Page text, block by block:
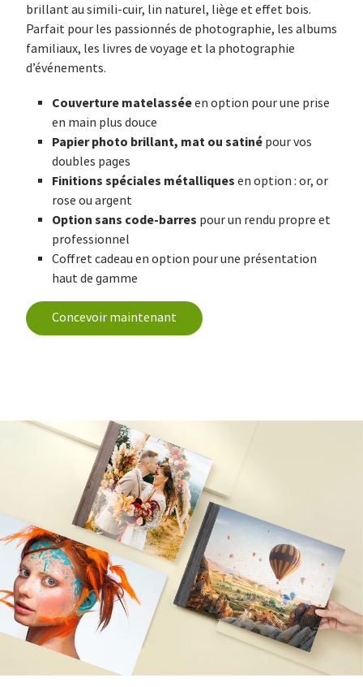
brillant au simili-cuir, lin naturel, liège et effet bois.
Parfait pour les passionnés de photographie, les albums
familiaux, les livres de voyage et la photographie
d’événements.
Couverture matelasséeen option pour une prise
en main plus douce
Papier photo brillant, mat ou satiné pour vos
doubles pages
Finitions spéciales métalliques en option : or, or
rose ou argent
Option sans code-barres pour un rendu propre et
professionnel
Coffret cadeau en option pour une présentation
haut de gamme
Concevoir maintenant